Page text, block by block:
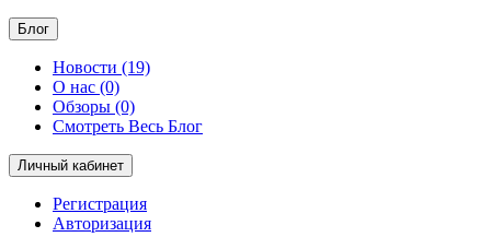
Блог
Новости (19)
О нас (0)
Обзоры (0)
Смотреть Весь Блог
Личный кабинет
Регистрация
Авторизация